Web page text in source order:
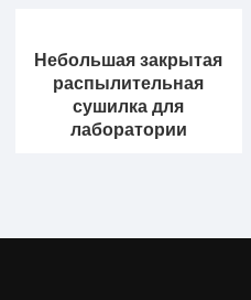
Небольшая закрытая
распылительная
сушилка для
лаборатории